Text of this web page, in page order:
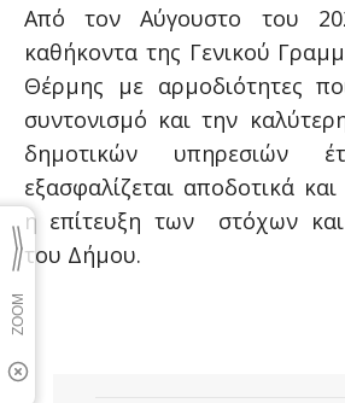
Από τον Αύγουστο του
καθήκοντα της Γενικού
Θέρμης με αρμοδιότητες
συντονισμό και την
δημοτικών υπηρεσιών
εξασφαλίζεται αποδοτικά
η επίτευξη των στόχων
του Δήμου.